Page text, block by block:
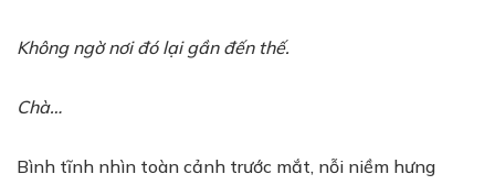
Không ngờ nơi đó lại gần đến thế.
Chà…
Bình tĩnh nhìn toàn cảnh trước mắt, nỗi niềm hưng